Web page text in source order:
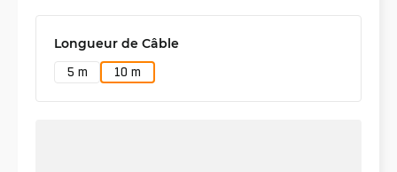
Longueur de Câble
5 m 10 m